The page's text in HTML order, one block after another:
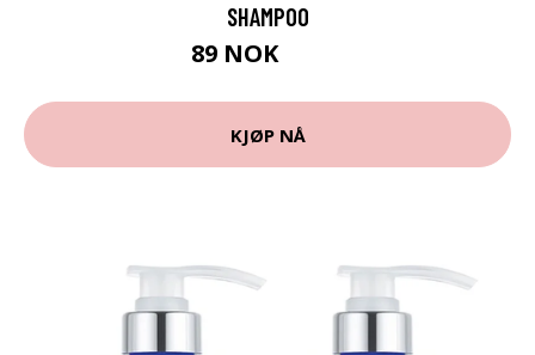
SHAMPOO
89 NOK
KJØP NÅ